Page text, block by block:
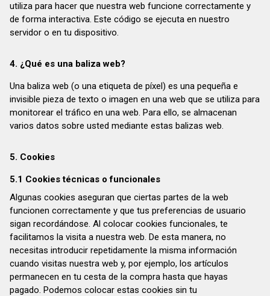
utiliza para hacer que nuestra web funcione correctamente y
de forma interactiva. Este código se ejecuta en nuestro
servidor o en tu dispositivo.
4. ¿Qué es una baliza web?
Una baliza web (o una etiqueta de píxel) es una pequeña e
invisible pieza de texto o imagen en una web que se utiliza para
monitorear el tráfico en una web. Para ello, se almacenan
varios datos sobre usted mediante estas balizas web.
5. Cookies
5.1 Cookies técnicas o funcionales
Algunas cookies aseguran que ciertas partes de la web
funcionen correctamente y que tus preferencias de usuario
sigan recordándose. Al colocar cookies funcionales, te
facilitamos la visita a nuestra web. De esta manera, no
necesitas introducir repetidamente la misma información
cuando visitas nuestra web y, por ejemplo, los artículos
permanecen en tu cesta de la compra hasta que hayas
pagado. Podemos colocar estas cookies sin tu